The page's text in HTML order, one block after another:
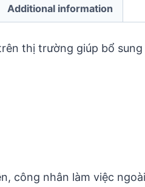
Additional information
thị trường giúp bổ
công nhân làm việc